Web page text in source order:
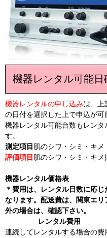
機器レンタル可能日
機器レンタルの申し込みは、上
の日付を選択した上で申込が可
機器レンタル可能台数もレン
す。
測定項目 肌のシワ・シミ・キメ
評価項目 肌のシワ・シミ・キメ
機器レンタル価格表
＊費用は、レンタル日数に応
なります。配送費は、関東エ
外の場合は、確認下さい。
レンタル費用
連続してレンタルする場合の